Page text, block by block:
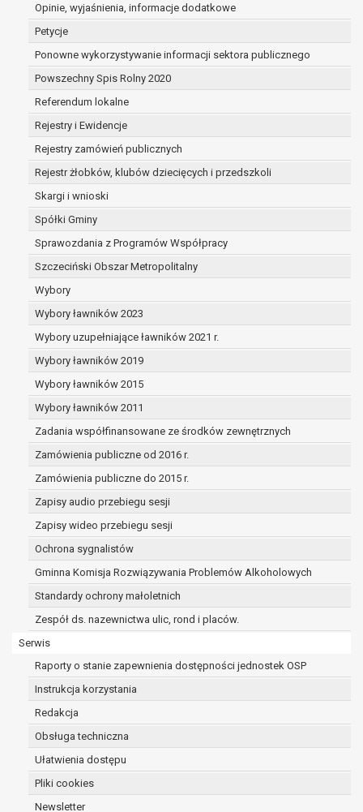
Opinie, wyjaśnienia, informacje dodatkowe
Petycje
Ponowne wykorzystywanie informacji sektora publicznego
Powszechny Spis Rolny 2020
Referendum lokalne
Rejestry i Ewidencje
Rejestry zamówień publicznych
Rejestr żłobków, klubów dziecięcych i przedszkoli
Skargi i wnioski
Spółki Gminy
Sprawozdania z Programów Współpracy
Szczeciński Obszar Metropolitalny
Wybory
Wybory ławników 2023
Wybory uzupełniające ławników 2021 r.
Wybory ławników 2019
Wybory ławników 2015
Wybory ławników 2011
Zadania współfinansowane ze środków zewnętrznych
Zamówienia publiczne od 2016 r.
Zamówienia publiczne do 2015 r.
Zapisy audio przebiegu sesji
Zapisy wideo przebiegu sesji
Ochrona sygnalistów
Gminna Komisja Rozwiązywania Problemów Alkoholowych
Standardy ochrony małoletnich
Zespół ds. nazewnictwa ulic, rond i placów.
Serwis
Raporty o stanie zapewnienia dostępności jednostek OSP
Instrukcja korzystania
Redakcja
Obsługa techniczna
Ułatwienia dostępu
Pliki cookies
Newsletter
dane są nieprawidłowe lub
prawo do żądania usunięcia danych
osobowych (tzw. prawo do bycia
zapomnianym) na podstawie art. 17 RODO,
w przypadku gdy:
dane nie są już niezbędne do celów,
dla których były zebrane lub w inny
sposób przetwarzane,
osoba, której dane dotyczą, wniosła
sprzeciw wobec przetwarzania
danych osobowych,
zgodę na przetwarzanie danych
osobowych, która jest podstawą
przetwarzania danych i nie ma innej
danych,
dane osobowe przetwarzane są
niezgodnie z prawem,
dane osobowe muszą być usunięte w
celu wywiązania się z obowiązku
prawo do żądania ograniczenia
przetwarzania danych osobowych na
podstawie art. 18 RODO, w przypadku gdy:
osoba, której dane dotyczą
kwestionuje prawidłowość danych
osobowych – na okres pozwalający
administratorowi sprawdzić
przetwarzanie danych jest niezgodne
z prawem, a osoba, której dane
dotyczą, sprzeciwia się usunięciu
danych, żądając w zamian ich
ograniczenia,
danych dla swoich celów, ale osoba,
której dane dotyczą, potrzebuje ich do
ustalenia, obrony lub dochodzenia
roszczeń,
osoba, której dane dotyczą, wniosła
sprzeciw wobec przetwarzania
danych - do czasu ustalenia czy
prawnie uzasadnione podstawy po